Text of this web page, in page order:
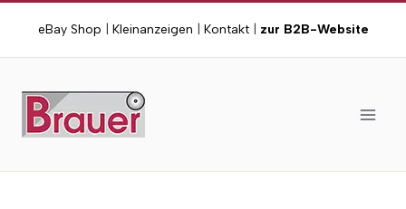
springen
eBay Shop Kleinanzeigen Kontakt| zur B2B-Website